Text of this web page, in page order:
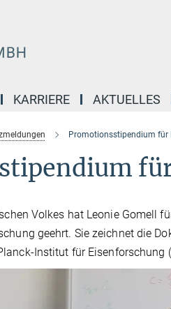
KARRIERE AKTUELLES
Promotionsstipendium für
Volkes hat Leonie Gomell
geehrt. Sie zeichnet die
Institut für